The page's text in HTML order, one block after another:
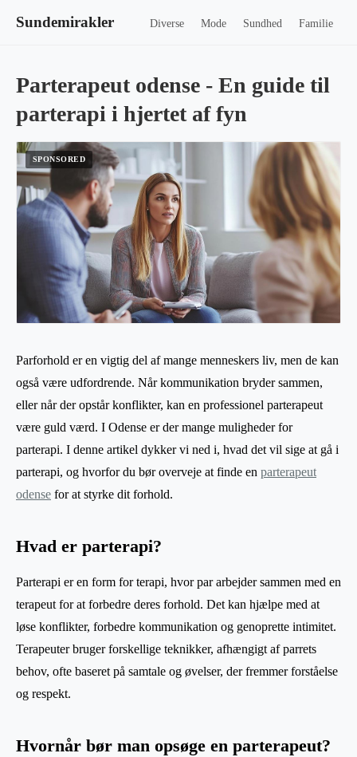
Sundemirakler Diverse Mode Sundhed Familie
Parterapeut odense - En guide til
parterapi i hjertet af fyn
Parforhold er en vigtig del af mange menneskers liv, men de kan
også være udfordrende. Når kommunikation bryder sammen,
eller når der opstår konflikter, kan en professionel parterapeut
være guld værd. I Odense er der mange muligheder for
parterapi. I denne artikel dykker vi ned i, hvad det vil sige at gå i
parterapi, og hvorfor du bør overveje at finde en parterapeut
odense for at styrke dit forhold.
Hvad er parterapi?
Parterapi er en form for terapi, hvor par arbejder sammen med en
terapeut for at forbedre deres forhold. Det kan hjælpe med at
løse konflikter, forbedre kommunikation og genoprette intimitet.
Terapeuter bruger forskellige teknikker, afhængigt af parrets
behov, ofte baseret på samtale og øvelser, der fremmer forståelse
og respekt.
Hvornår bør man opsøge en parterapeut?